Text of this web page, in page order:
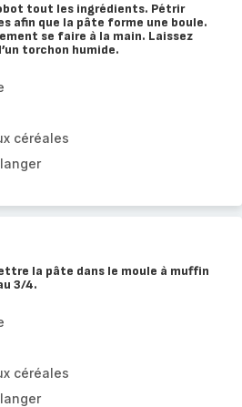
tout les ingrédients. Pétrir
afin que la pâte forme une boule.
se faire à la main. Laissez
torchon humide.
céréales
la pâte dans le moule à muffin
3/4.
céréales